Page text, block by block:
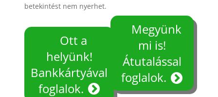
betekintést nem nyerhet.
Ott a
helyünk!
Bankkártyával
foglalok.
Megyünk
mi is!
Átutalással
foglalok.